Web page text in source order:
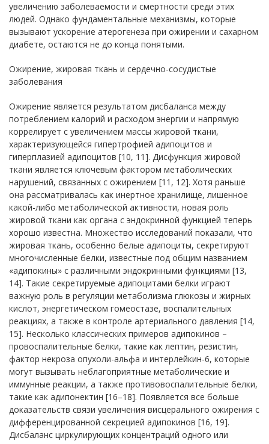
увеличению заболеваемости и смертности среди этих
людей. Однако фундаментальные механизмы, которые
вызывают ускорение атерогенеза при ожирении и сахарном
диабете, остаются не до конца понятыми.
Ожирение, жировая ткань и сердечно-сосудистые
заболевания
Ожирение является результатом дисбаланса между
потреблением калорий и расходом энергии и напрямую
коррелирует с увеличением массы жировой ткани,
характеризующейся гипертрофией адипоцитов и
гиперплазией адипоцитов [10, 11]. Дисфункция жировой
ткани является ключевым фактором метаболических
нарушений, связанных с ожирением [11, 12]. Хотя раньше
она рассматривалась как инертное хранилище, лишенное
какой-либо метаболической активности, новая роль
жировой ткани как органа с эндокринной функцией теперь
хорошо известна. Множество исследований показали, что
жировая ткань, особенно белые адипоциты, секретируют
многочисленные белки, известные под общим названием
«адипокины» с различными эндокринными функциями [13,
14]. Такие секретируемые адипоцитами белки играют
важную роль в регуляции метаболизма глюкозы и жирных
кислот, энергетическом гомеостазе, воспалительных
реакциях, а также в контроле артериального давления [14,
15]. Несколько классических примеров адипокинов –
провоспалительные белки, такие как лептин, резистин,
фактор некроза опухоли-альфа и интерлейкин-6, которые
могут вызывать неблагоприятные метаболические и
иммунные реакции, а также противовоспалительные белки,
такие как адипонектин [16–18]. Появляется все больше
доказательств связи увеличения висцерального ожирения с
дифференцированной секрецией адипокинов [16, 19].
Дисбаланс циркулирующих концентраций одного или